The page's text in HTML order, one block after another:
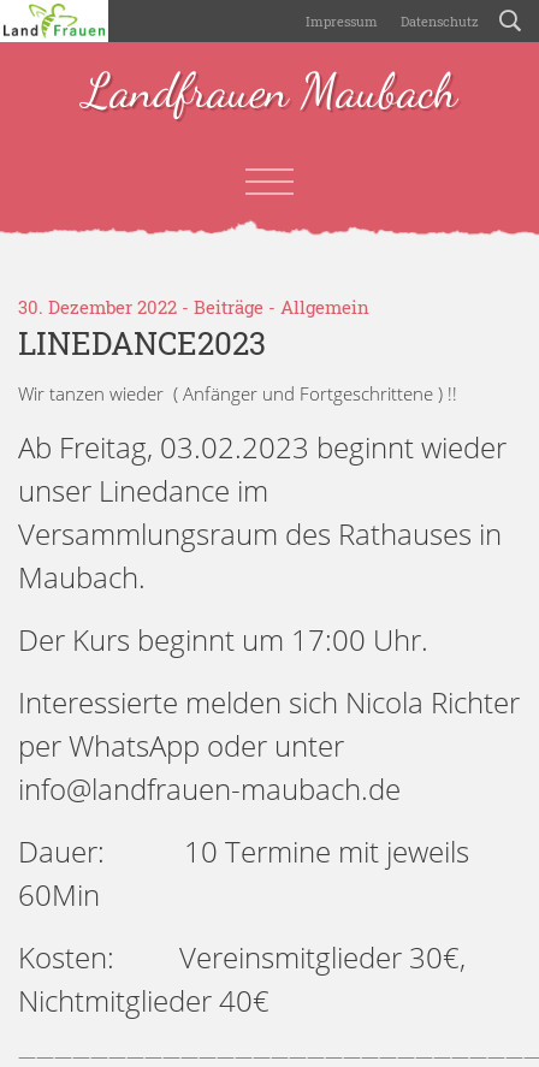
Impressum Datenschutz
Landfrauen Maubach
30. Dezember 2022 - Beiträge - Allgemein
LINEDANCE2023
Wir tanzen wieder ( Anfänger und Fortgeschrittene ) !!
Ab Freitag, 03.02.2023 beginnt wieder
unser Linedance im
Versammlungsraum des Rathauses in
Maubach.
Der Kurs beginnt um 17:00 Uhr.
Interessierte melden sich Nicola Richter
per WhatsApp oder unter
info@landfrauen-maubach.de
Dauer: 10 Termine mit jeweils
60Min
Kosten: Vereinsmitglieder 30€,
Nichtmitglieder 40€